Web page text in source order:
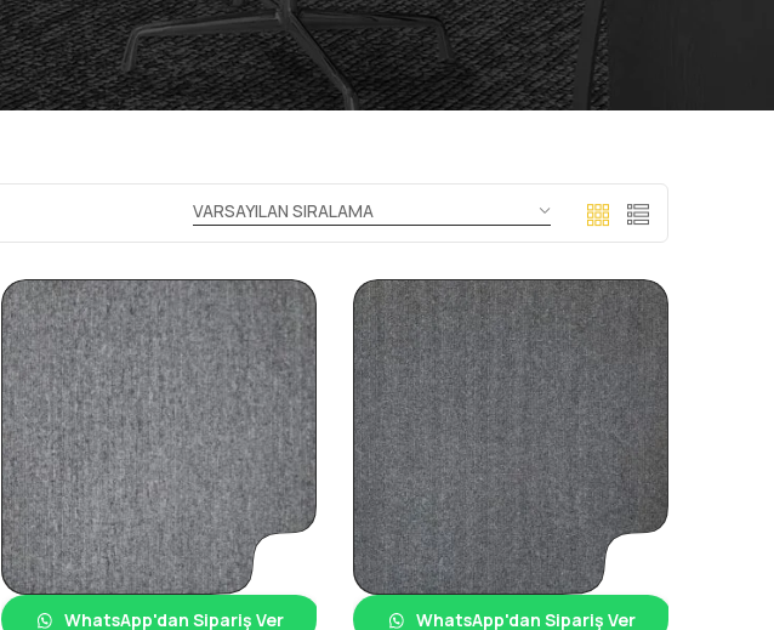
WhatsApp'dan Sipariş Ver WhatsApp'dan Sipariş Ver